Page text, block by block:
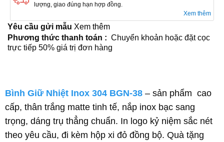
lượng, giao đúng hạn hợp đồng.
Xem thêm
Yêu cầu gửi mẫu Xem thêm
Phương thức thanh toán : Chuyển khoản hoặc đặt cọc
trực tiếp 50% giá trị đơn hàng
Bình Giữ Nhiệt Inox 304 BGN-38– sản phẩm cao
cấp, thân trắng matte tinh tế, nắp inox bạc sang
trọng, dáng trụ thẳng chuẩn. In logo kỷ niệm sắc nét
theo yêu cầu, đi kèm hộp xi đỏ đồng bộ. Quà tặng